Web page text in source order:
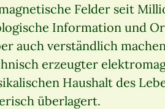
Felder seit
Information und
auch verständlich
erzeugter
Haushalt des
überlagert.